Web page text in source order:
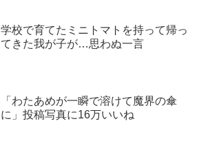
学校で育てたミニトマトを持って帰っ
てきた我が子が…思わぬ一言
「わたあめが一瞬で溶けて魔界の傘
に」投稿写真に16万いいね